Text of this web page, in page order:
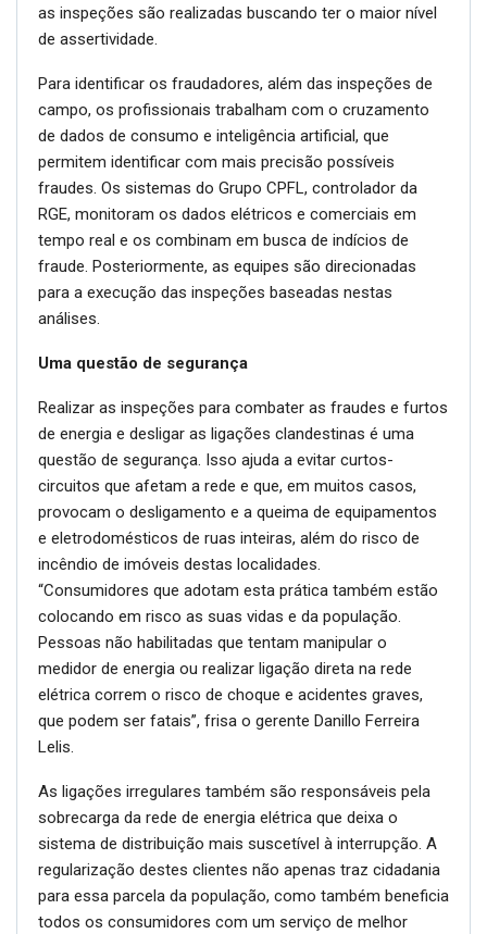
as inspeções são realizadas buscando ter o maior nível
de assertividade.
Para identificar os fraudadores, além das inspeções de
campo, os profissionais trabalham com o cruzamento
de dados de consumo e inteligência artificial, que
permitem identificar com mais precisão possíveis
fraudes. Os sistemas do Grupo CPFL, controlador da
RGE, monitoram os dados elétricos e comerciais em
tempo real e os combinam em busca de indícios de
fraude. Posteriormente, as equipes são direcionadas
para a execução das inspeções baseadas nestas
análises.
Uma questão de segurança
Realizar as inspeções para combater as fraudes e furtos
de energia e desligar as ligações clandestinas é uma
questão de segurança. Isso ajuda a evitar curtos-
circuitos que afetam a rede e que, em muitos casos,
provocam o desligamento e a queima de equipamentos
e eletrodomésticos de ruas inteiras, além do risco de
incêndio de imóveis destas localidades.
“Consumidores que adotam esta prática também estão
colocando em risco as suas vidas e da população.
Pessoas não habilitadas que tentam manipular o
medidor de energia ou realizar ligação direta na rede
elétrica correm o risco de choque e acidentes graves,
que podem ser fatais”, frisa o gerente Danillo Ferreira
Lelis.
As ligações irregulares também são responsáveis pela
sobrecarga da rede de energia elétrica que deixa o
sistema de distribuição mais suscetível à interrupção. A
regularização destes clientes não apenas traz cidadania
para essa parcela da população, como também beneficia
todos os consumidores com um serviço de melhor